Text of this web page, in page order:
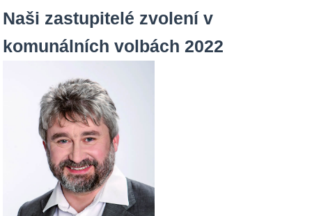
Naši zastupitelé zvolení v
komunálních volbách 2022